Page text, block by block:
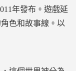
年發布。遊戲延
色和故事線。以